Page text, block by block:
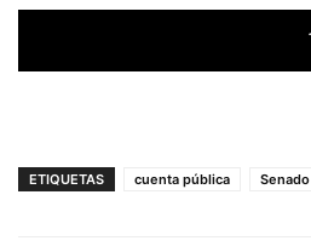
ETIQUETAS cuenta pública Senado